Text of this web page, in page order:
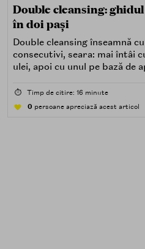
Double cleansing:
în doi pași
Double cleansing înseamnă
consecutivi, seara: mai întâi
ulei, apoi cu unul pe bază de
poluare. Al doilea
⏱️ Timp de citire: 16 minute
0 persoane apreciază acest articol